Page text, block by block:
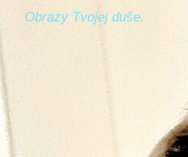
Obrazy Tvojej duše.